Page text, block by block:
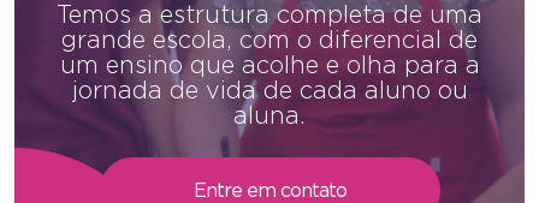
Temos a estrutura completa de uma
grande escola, com o diferencial de
um ensino que acolhe e olha para a
jornada de vida de cada aluno ou
aluna.
Entre em contato